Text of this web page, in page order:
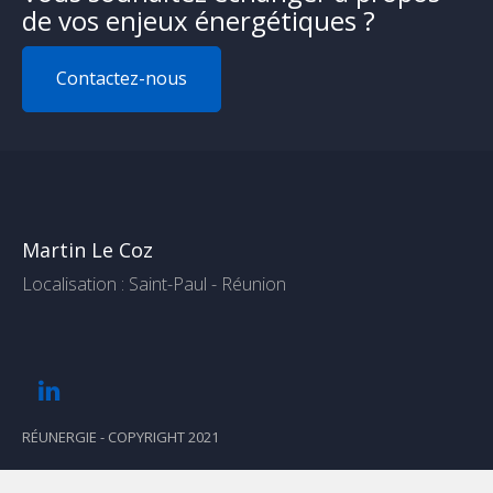
de vos enjeux énergétiques ?
Contactez-nous
Martin Le Coz
Localisation : Saint-Paul - Réunion
RÉUNERGIE - COPYRIGHT 2021